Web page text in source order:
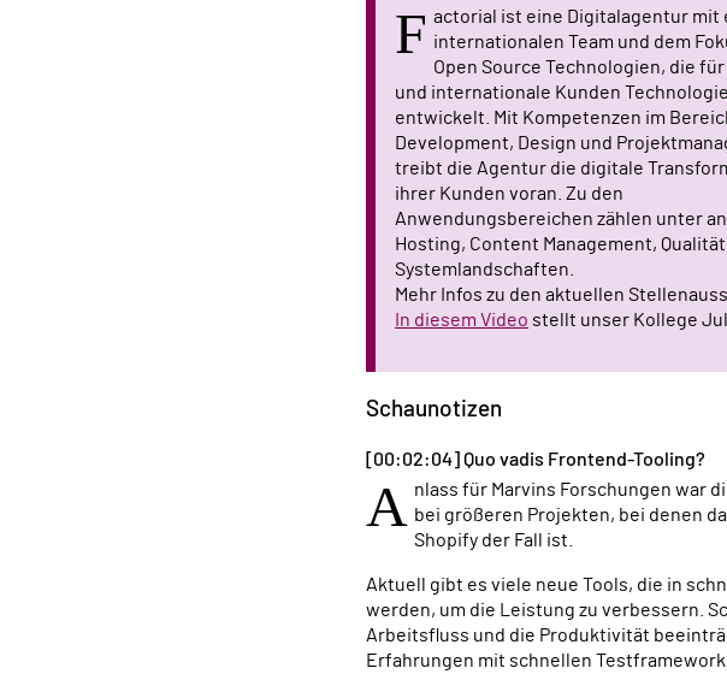
F actorial ist eine Digitalagentur mit
internationalen Team und dem
Open Source Technologien, die
und internationale Kunden
entwickelt. Mit Kompetenzen im
Development, Design und
treibt die Agentur die digitale
ihrer Kunden voran. Zu den
Anwendungsbereichen zählen unter
Hosting, Content Management,
Systemlandschaften.
Mehr Infos zu den aktuellen
In diesem Video stellt unser Kollege
Schaunotizen
[00:02:04] Quo vadis Frontend-Tooling?
A
nlass für Marvins Forschungen war
bei größeren Projekten, bei denen
Shopify der Fall ist.
Aktuell gibt es viele neue Tools, die in
werden, um die Leistung zu verbessern.
Arbeitsfluss und die Produktivität
Erfahrungen mit schnellen